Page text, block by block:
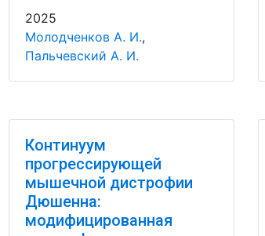
2025
Молодченков А. И.,
Пальчевский А. И.
Континуум
прогрессирующей
мышечной дистрофии
Дюшенна:
модифицированная